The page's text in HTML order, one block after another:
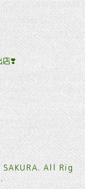
店❣️
. All Rig